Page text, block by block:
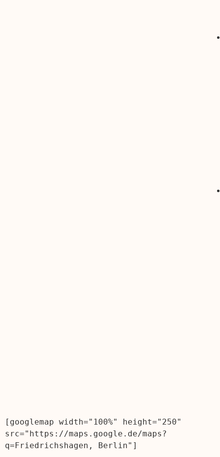
[googlemap width="100%" height="250"
src="https://maps.google.de/maps?
q=Friedrichshagen, Berlin"]